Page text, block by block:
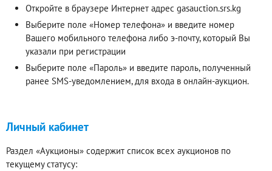
Откройте в браузере Интернет адрес gasauction.srs.kg
Выберите поле «Номер телефона» и введите номер
Вашего мобильного телефона либо э-почту, который Вы
указали при регистрации
Выберите поле «Пароль» и введите пароль, полученный
ранее SMS-уведомлением, для входа в онлайн-аукцион.
Личный кабинет
Раздел «Аукционы» содержит список всех аукционов по
текущему статусу: